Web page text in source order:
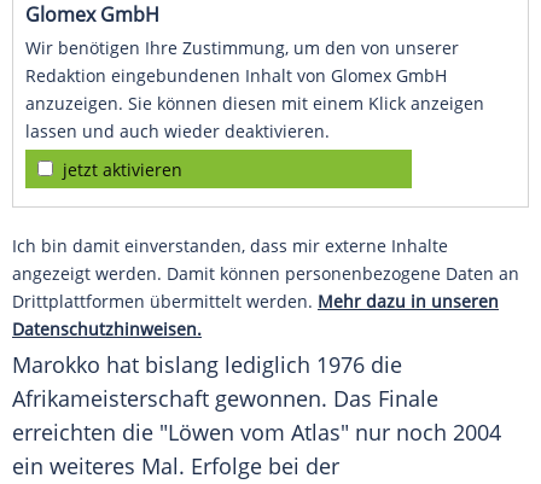
Glomex GmbH
Wir benötigen Ihre Zustimmung, um den von unserer
Redaktion eingebundenen Inhalt von Glomex GmbH
anzuzeigen. Sie können diesen mit einem Klick anzeigen
lassen und auch wieder deaktivieren.
jetzt aktivieren
Ich bin damit einverstanden, dass mir externe Inhalte
angezeigt werden. Damit können personenbezogene Daten an
Drittplattformen übermittelt werden. Mehr dazu in unseren
Datenschutzhinweisen.
Marokko hat bislang lediglich 1976 die
Afrikameisterschaft gewonnen. Das Finale
erreichten die "Löwen vom Atlas" nur noch 2004
ein weiteres Mal. Erfolge bei der